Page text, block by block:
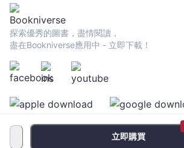
立即購買
探索優秀的圖書，盡情閱讀，
盡在Bookniverse應用中 - 立即下載！